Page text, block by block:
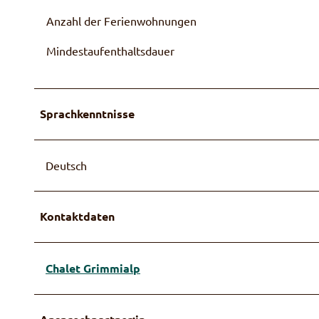
Anzahl der Ferienwohnungen
Mindestaufenthaltsdauer
Sprachkenntnisse
Deutsch
Kontaktdaten
Chalet Grimmialp